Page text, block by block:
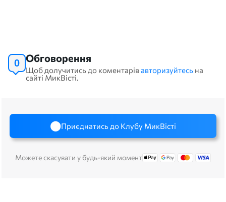
0 Обговорення
Щоб долучитись до коментарівавторизуйтесь на
сайті МикВісті.
Приєднатись до Клубу МикВісті
Можете скасувати у будь-який момент